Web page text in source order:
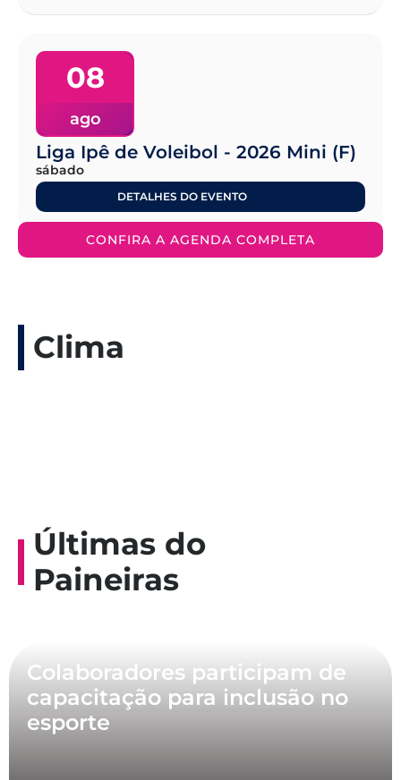
08
ago
Liga Ipê de Voleibol - 2026 Mini (F)
sábado
DETALHES DO EVENTO
CONFIRA A AGENDA COMPLETA
Clima
Últimas do
Paineiras
Colaboradores participam de
capacitação para inclusão no
esporte